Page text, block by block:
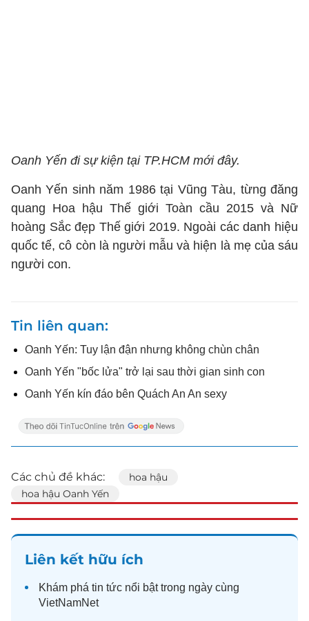
Oanh Yến đi sự kiện tại TP.HCM mới đây.
Oanh Yến sinh năm 1986 tại Vũng Tàu, từng đăng
quang Hoa hậu Thế giới Toàn cầu 2015 và Nữ
hoàng Sắc đẹp Thế giới 2019. Ngoài các danh hiệu
quốc tế, cô còn là người mẫu và hiện là mẹ của sáu
người con.
Tin liên quan
Oanh Yến: Tuy lận đận nhưng không chùn chân
Oanh Yến "bốc lửa" trở lại sau thời gian sinh con
Oanh Yến kín đáo bên Quách An An sexy
Các chủ đề khác:
hoa hậu
hoa hậu Oanh Yến
Liên kết hữu ích
Khám phá tin tức nổi bật trong ngày cùng
VietNamNet